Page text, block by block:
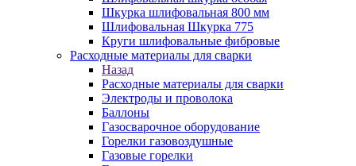
Шкурка шлифовальная 800 мм
Шлифовальная Шкурка 775
Круги шлифовальные фибровые
Расходные материалы для сварки
Назад
Расходные материалы для сварки
Электроды и проволока
Баллоны
Газосварочное оборудование
Горелки газовоздушные
Газовые горелки